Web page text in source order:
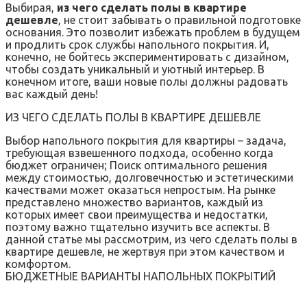
Выбирая, из чего сделать полы в квартире
дешевле, не стоит забывать о правильной подготовке
основания. Это позволит избежать проблем в будущем
и продлить срок службы напольного покрытия. И,
конечно, не бойтесь экспериментировать с дизайном,
чтобы создать уникальный и уютный интерьер. В
конечном итоге, ваши новые полы должны радовать
вас каждый день!
ИЗ ЧЕГО СДЕЛАТЬ ПОЛЫ В КВАРТИРЕ ДЕШЕВЛЕ
Выбор напольного покрытия для квартиры – задача,
требующая взвешенного подхода, особенно когда
бюджет ограничен; Поиск оптимального решения
между стоимостью, долговечностью и эстетическими
качествами может оказаться непростым. На рынке
представлено множество вариантов, каждый из
которых имеет свои преимущества и недостатки,
поэтому важно тщательно изучить все аспекты. В
данной статье мы рассмотрим, из чего сделать полы в
квартире дешевле, не жертвуя при этом качеством и
комфортом.
БЮДЖЕТНЫЕ ВАРИАНТЫ НАПОЛЬНЫХ ПОКРЫТИЙ